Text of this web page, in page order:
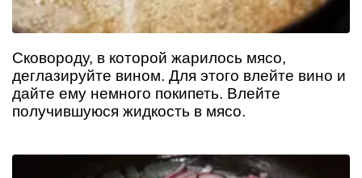
Сковороду, в которой жарилось мясо,
деглазируйте вином. Для этого влейте вино и
дайте ему немного покипеть. Влейте
получившуюся жидкость в мясо.